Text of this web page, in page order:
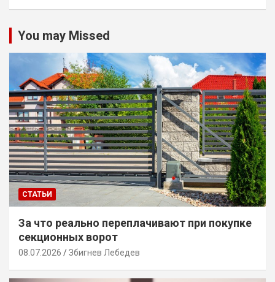
You may Missed
СТАТЬИ
За что реально переплачивают при покупке
секционных ворот
08.07.2026 Збигнев Лебедев